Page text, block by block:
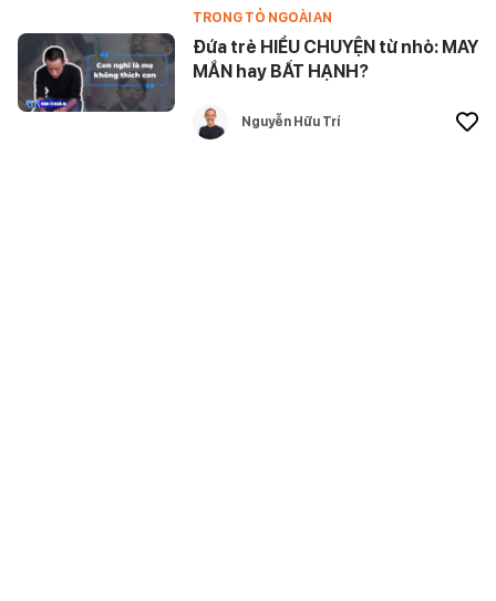
TRONG TỎ NGOÀI AN
Đứa trẻ HIỂU CHUYỆN từ nhỏ: MAY
MẮN hay BẤT HẠNH?
Nguyễn Hữu Trí